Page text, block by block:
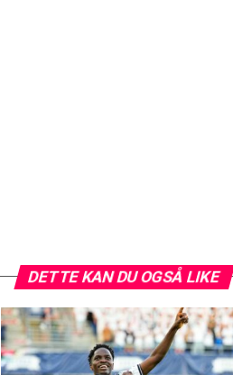
DETTE KAN DU OGSÅ LIKE